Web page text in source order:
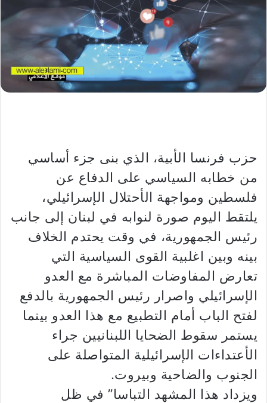
حزب فرنسا الأبية، الذي بنى جزء أساسي
من خطابه السياسي على الدفاع عن
فلسطين ومواجهة الأحتلال الإسرائيلي،
يلتقط اليوم صورة لنوابه في لبنان إلى جانب
رئيس الجمهورية، في وقت يحتدم الخلاف
بينه وبين اغلبية القوى السياسية التي
تعارض المفاوضات المباشرة مع العدو
الإسرائيلي واصرار رئيس الجمهورية بالدفع
لفتح الباب أمام التطبيع مع هذا العدو بينما
يستمر سقوط الضحايا اللبنانيين جراء
الأعتداءات الإسرائيلية المتواصلة على
الجنوب والضاحية وبيروت.
ويزداد هذا المشهد التباسا” في ظل